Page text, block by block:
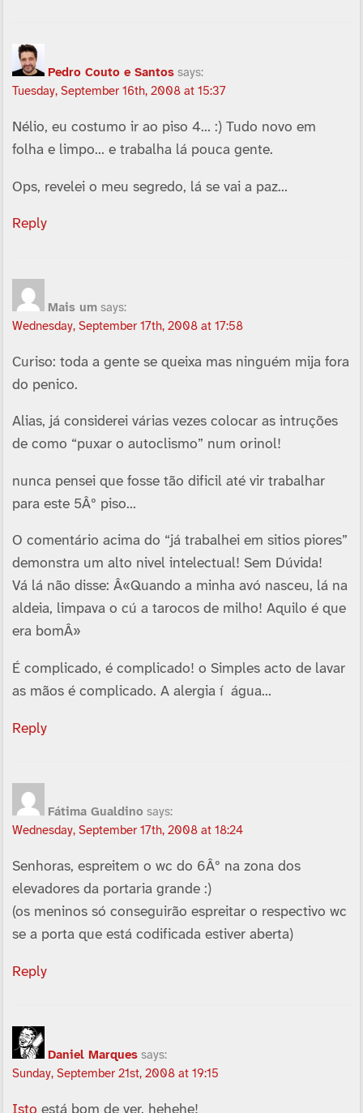
Pedro Couto e Santos says:
Tuesday, September 16th, 2008 at 15:37
Nélio, eu costumo ir ao piso 4… :) Tudo novo em
folha e limpo… e trabalha lá pouca gente.
Ops, revelei o meu segredo, lá se vai a paz…
Reply
Mais um says:
Wednesday, September 17th, 2008 at 17:58
Curiso: toda a gente se queixa mas ninguém mija fora
do penico.
Alias, já considerei várias vezes colocar as intruções
de como “puxar o autoclismo” num orinol!
nunca pensei que fosse tão dificil até vir trabalhar
para este 5Âº piso…
O comentário acima do “já trabalhei em sitios piores”
demonstra um alto nivel intelectual! Sem Dúvida!
Vá lá não disse: Â«Quando a minha avó nasceu, lá na
aldeia, limpava o cú a tarocos de milho! Aquilo é que
era bomÂ»
É complicado, é complicado! o Simples acto de lavar
as mãos é complicado. A alergia í água…
Reply
Fátima Gualdino says:
Wednesday, September 17th, 2008 at 18:24
Senhoras, espreitem o wc do 6Âº na zona dos
elevadores da portaria grande :)
(os meninos só conseguirão espreitar o respectivo wc
se a porta que está codificada estiver aberta)
Reply
Daniel Marques says:
Sunday, September 21st, 2008 at 19:15
Isto está bom de ver. hehehe!